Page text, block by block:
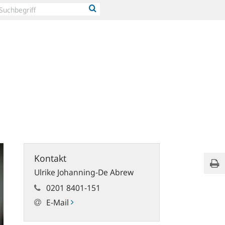
Die
Kontakt
Ulrike Johanning-De Abrew
0201 8401-151
E-Mail